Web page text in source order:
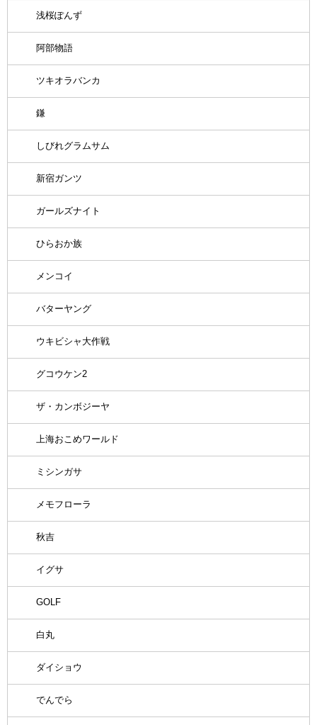
浅桜ぽんず
阿部物語
ツキオラバンカ
鎌
しびれグラムサム
新宿ガンツ
ガールズナイト
ひらおか族
メンコイ
バターヤング
ウキビシャ大作戦
グコウケン2
ザ・カンボジーヤ
上海おこめワールド
ミシンガサ
メモフローラ
秋吉
イグサ
GOLF
白丸
ダイショウ
でんでら